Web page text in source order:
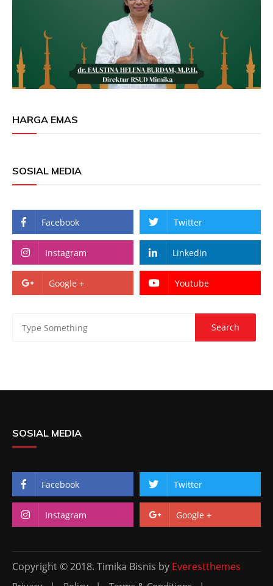
HARGA EMAS
SOSIAL MEDIA
Facebook Twitter
Instagram Linkedin
Google + Youtube
SOSIAL MEDIA
Facebook Twitter
Instagram Google +
Copyright © 2018. Timika Bisnis by Everestthemes